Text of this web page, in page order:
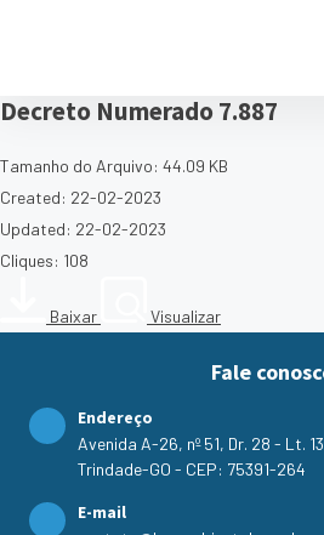
Decreto Numerado 7.887
Tamanho do Arquivo: 44.09 KB
Created: 22-02-2023
Updated: 22-02-2023
Cliques: 108
Baixar Visualizar
Fale
Endereço
Avenida A-26, nº 51, Dr. 28 - Lt.
Trindade-GO - CEP: 75391-264
E-mail